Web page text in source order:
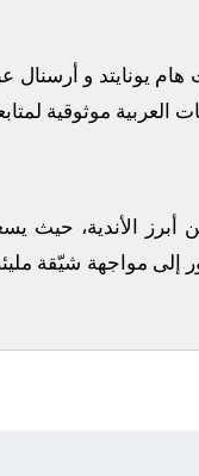
يونايتد و أرسنال
العربية موثوقية
أبرز الأندية، حيث
إلى مواجهة شيّقة